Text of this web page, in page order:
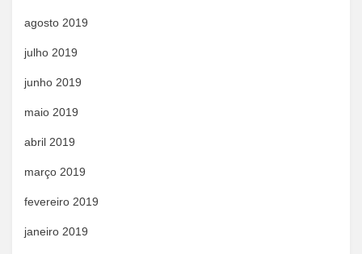
agosto 2019
julho 2019
junho 2019
maio 2019
abril 2019
março 2019
fevereiro 2019
janeiro 2019